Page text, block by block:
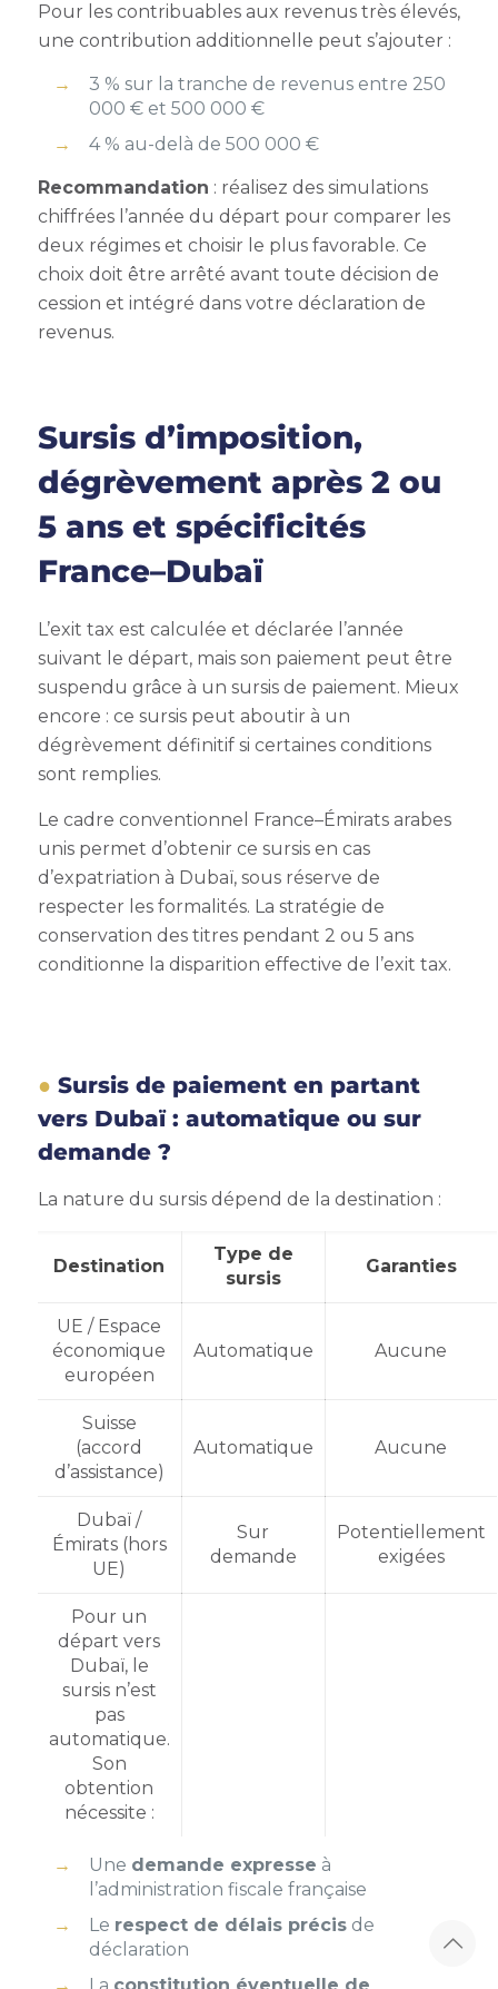
Pour les contribuables aux revenus très élevés,
une contribution additionnelle peut s’ajouter :
3 % sur la tranche de revenus entre 250
000 € et 500 000 €
4 % au-delà de 500 000 €
Recommandation : réalisez des simulations
chiffrées l’année du départ pour comparer les
deux régimes et choisir le plus favorable. Ce
choix doit être arrêté avant toute décision de
cession et intégré dans votre déclaration de
revenus.
Sursis d’imposition,
dégrèvement après 2 ou
5 ans et spécificités
France–Dubaï
L’exit tax est calculée et déclarée l’année
suivant le départ, mais son paiement peut être
suspendu grâce à un sursis de paiement. Mieux
encore : ce sursis peut aboutir à un
dégrèvement définitif si certaines conditions
sont remplies.
Le cadre conventionnel France–Émirats arabes
unis permet d’obtenir ce sursis en cas
d’expatriation à Dubaï, sous réserve de
respecter les formalités. La stratégie de
conservation des titres pendant 2 ou 5 ans
conditionne la disparition effective de l’exit tax.
Sursis de paiement en partant
vers Dubaï : automatique ou sur
demande ?
La nature du sursis dépend de la destination :
Destination
Type de
sursis
Garanties
UE / Espace
économique
européen
Automatique Aucune
Suisse
(accord
d’assistance)
Automatique Aucune
Dubaï /
Émirats (hors
UE)
Sur
demande
Potentiellement
exigées
Pour un
départ vers
Dubaï, le
sursis n’est
pas
automatique.
Son
obtention
nécessite :
Une demande expresse à
l’administration fiscale française
Le respect de délais précisde
déclaration